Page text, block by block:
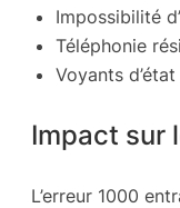
Impossibilité
Téléphonie
Voyants
Impact sur
L’erreur 1000